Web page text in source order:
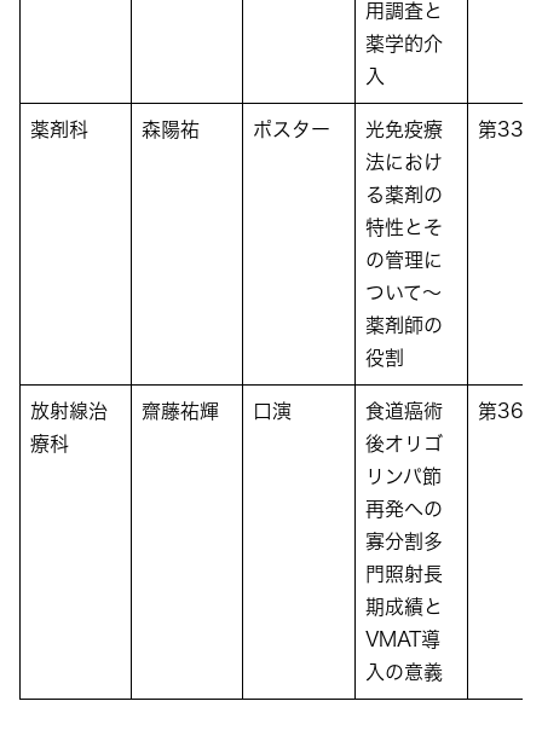
用調査と
薬学的介
入
薬剤科 森陽祐 ポスター
光免疫療
法におけ
る薬剤の
特性とそ
の管理に
ついて～
薬剤師の
役割
第33回
放射線治
療科
齋藤祐輝 口演
食道癌術
後オリゴ
リンパ節
再発への
寡分割多
門照射長
期成績と
VMAT導
入の意義
第36回